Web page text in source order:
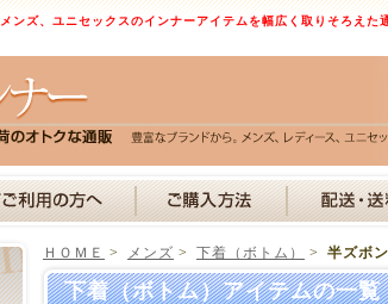
ンズ、ユニセックスのインナーアイテムを幅広く取りそろえた
ＨＯＭＥ > メンズ > 下着（ボトム） > 半ズボ
下着（ボトム）アイテムの一